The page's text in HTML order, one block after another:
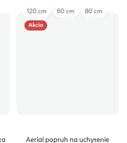
Akcia
Aerial popruh na uchytenie
120 cm 60 cm 80 cm